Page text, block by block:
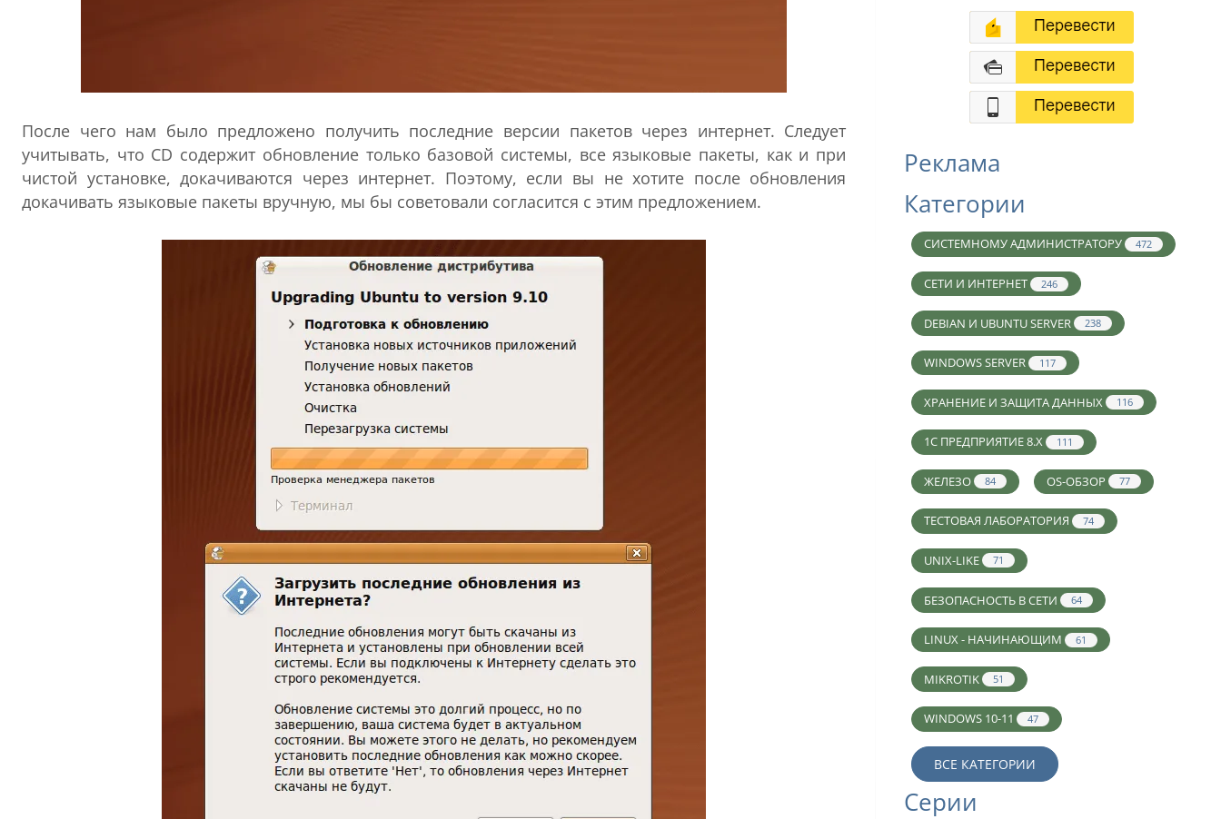
После чего нам было предложено получить последние версии пакетов через интернет. Следует
учитывать, что CD содержит обновление только базовой системы, все языковые пакеты, как и при
чистой установке, докачиваются через интернет. Поэтому, если вы не хотите после обновления
докачивать языковые пакеты вручную, мы бы советовали согласится с этим предложением.
Реклама
Категории
СИСТЕМНОМУ АДМИНИСТРАТОРУ 472
СЕТИ И ИНТЕРНЕТ 246
DEBIAN И UBUNTU SERVER 238
WINDOWS SERVER 117
ХРАНЕНИЕ И ЗАЩИТА ДАННЫХ 116
1С ПРЕДПРИЯТИЕ 8.X 111
ЖЕЛЕЗО 84 OS-ОБЗОР 77
ТЕСТОВАЯ ЛАБОРАТОРИЯ 74
UNIX-LIKE 71
БЕЗОПАСНОСТЬ В СЕТИ 64
LINUX - НАЧИНАЮЩИМ 61
MIKROTIK 51
WINDOWS 10-11 47
ВСЕ КАТЕГОРИИ
Серии